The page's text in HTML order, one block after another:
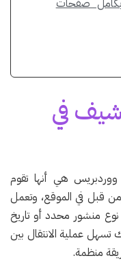
في
هي أنها تقوم
قبل في الموقع، وتعمل
منشور محدد أو تاريخ
عملية الانتقال بين
منظمة.